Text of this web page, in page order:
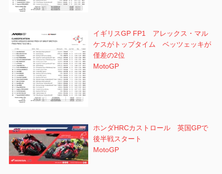
イギリスGP FP1 アレックス・マル
ケスがトップタイム ベッツェッキが
僅差の2位
MotoGP
ホンダHRCカストロール 英国GPで
後半戦スタート
MotoGP